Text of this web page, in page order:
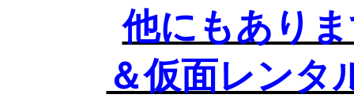
他にもあり
＆仮面レンタ